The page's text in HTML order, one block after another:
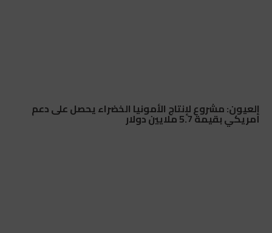
العيون: مشروع لإنتاج الأمونيا الخضراء يحصل على دعم
أمريكي بقيمة 5.7 ملايين دولار